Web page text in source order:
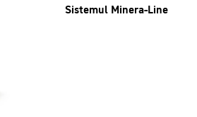
Sistemul Minera-Line